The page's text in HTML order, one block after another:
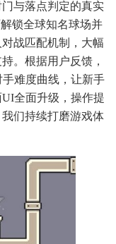
与落点判定的真实
锁全球知名球场并
战匹配机制，大幅
。根据用户反馈，
难度曲线，让新手
全面升级，操作提
们持续打磨游戏体